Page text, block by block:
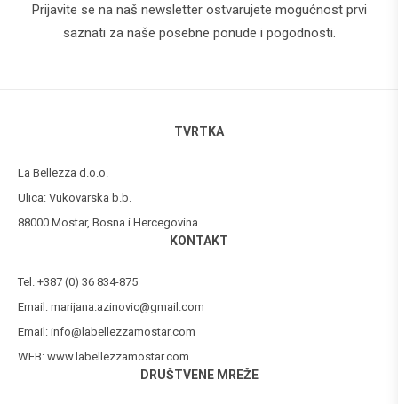
Prijavite se na naš newsletter ostvarujete mogućnost prvi
saznati za naše posebne ponude i pogodnosti.
TVRTKA
La Bellezza d.o.o.
Ulica: Vukovarska b.b.
88000 Mostar, Bosna i Hercegovina
KONTAKT
Tel. +387 (0) 36 834-875
Email: marijana.azinovic@gmail.com
Email: info@labellezzamostar.com
WEB: www.labellezzamostar.com
DRUŠTVENE MREŽE